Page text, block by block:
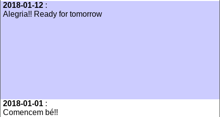
2018-01-12 :
Alegria!! Ready for tomorrow
2018-01-01 :
Comencem bé!!